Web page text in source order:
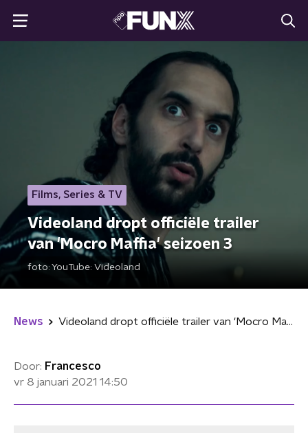
Films, Series & TV
Videoland dropt officiële trailer
van 'Mocro Maffia' seizoen 3
foto: YouTube: Videoland
News Videoland dropt officiële trailer van 'Mocro Maffia' seizoen 3
Door: Francesco
vr 8 januari 2021 14:50